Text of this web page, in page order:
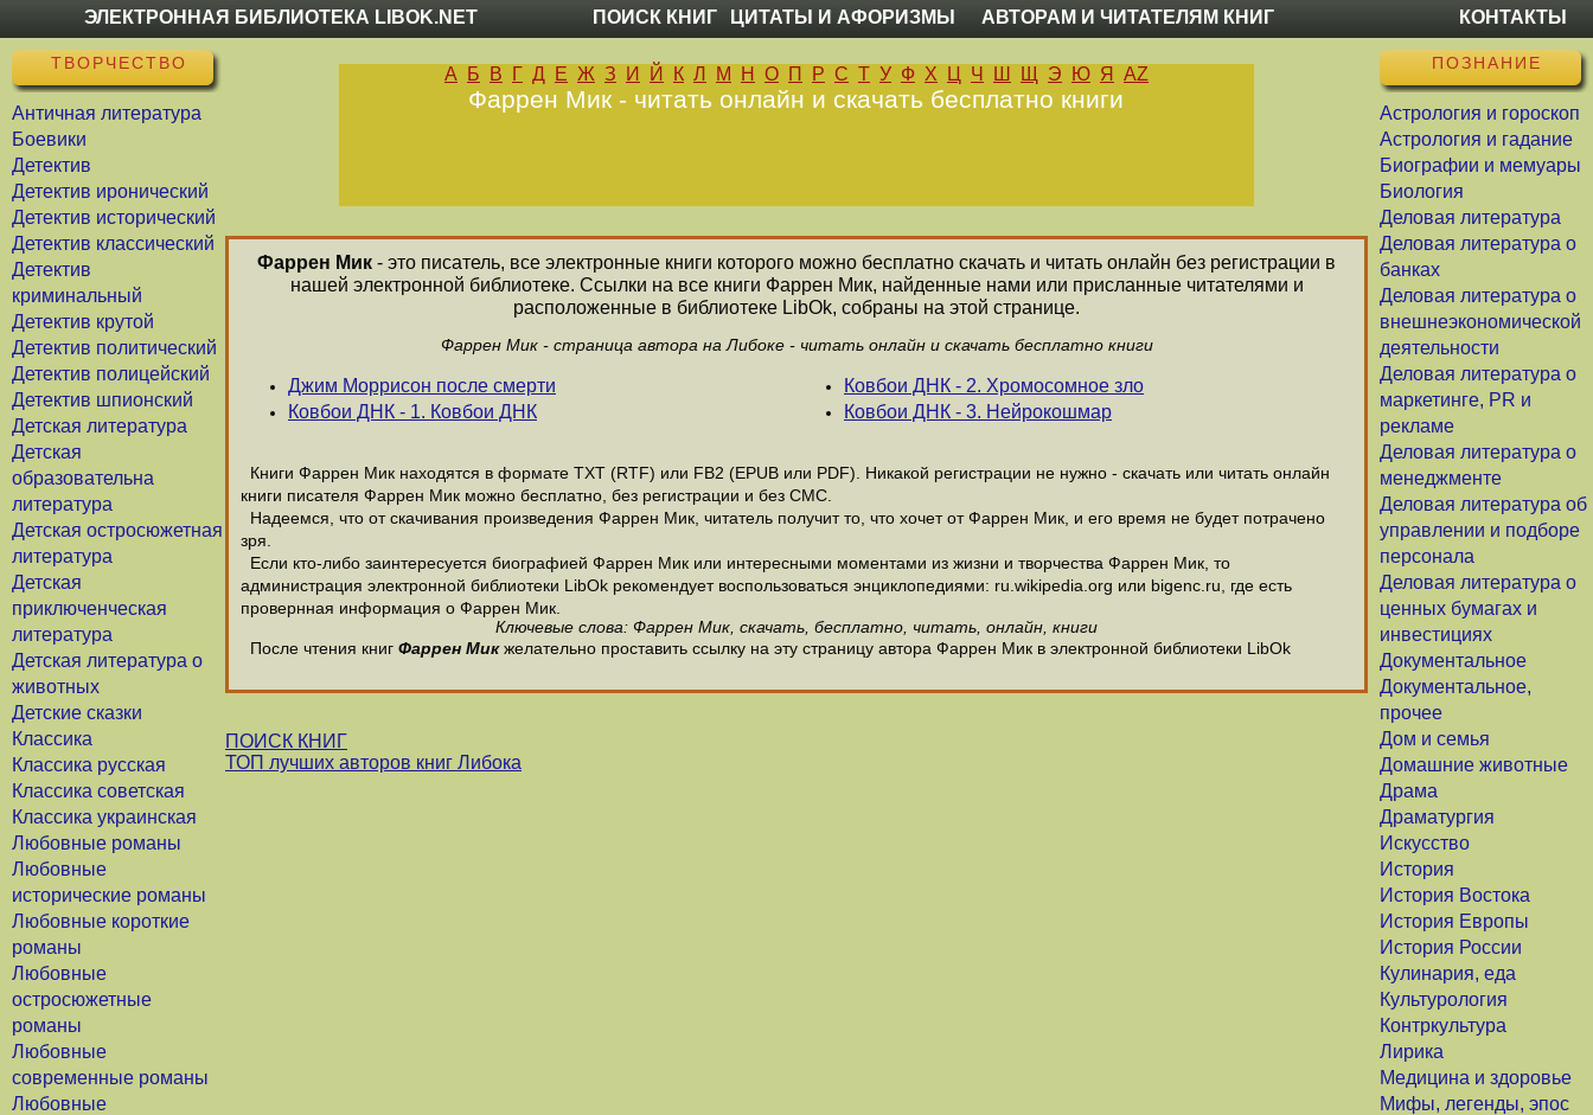
ЭЛЕКТРОННАЯ БИБЛИОТЕКА LIBOK.NET ПОИСК КНИГ ЦИТАТЫ И АФОРИЗМЫ АВТОРАМ И ЧИТАТЕЛЯМ КНИГ КОНТАКТЫ
ТВОРЧЕСТВО
Античная литература
Боевики
Детектив
Детектив иронический
Детектив исторический
Детектив классический
Детектив
криминальный
Детектив крутой
Детектив политический
Детектив полицейский
Детектив шпионский
Детская литература
Детская
образовательна
литература
Детская остросюжетная
литература
Детская
приключенческая
литература
Детская литература о
животных
Детские сказки
Классика
Классика русская
Классика советская
Классика украинская
Любовные романы
Любовные
исторические романы
Любовные короткие
романы
Любовные
остросюжетные
романы
Любовные
современные романы
Любовные
ПОЗНАНИЕ
Астрология и гороскоп
Астрология и гадание
Биографии и мемуары
Биология
Деловая литература
Деловая литература о
банках
Деловая литература о
внешнеэкономической
деятельности
Деловая литература о
маркетинге, PR и
рекламе
Деловая литература о
менеджменте
Деловая литература об
управлении и подборе
персонала
Деловая литература о
ценных бумагах и
инвестициях
Документальное
Документальное,
прочее
Дом и семья
Домашние животные
Драма
Драматургия
Искусство
История
История Востока
История Европы
История России
Кулинария, еда
Культурология
Контркультура
Лирика
Медицина и здоровье
Мифы, легенды, эпос
А Б В Г Д Е Ж З И Й К Л М Н О П Р С Т У Ф Х Ц Ч Ш Щ Э Ю Я AZ
Фаррен Мик - читать онлайн и скачать бесплатно книги
Фаррен Мик - это писатель, все электронные книги которого можно бесплатно скачать и читать онлайн без регистрации в
нашей электронной библиотеке. Ссылки на все книги Фаррен Мик, найденные нами или присланные читателями и
расположенные в библиотеке LibOk, собраны на этой странице.
Фаррен Мик - страница автора на Либоке - читать онлайн и скачать бесплатно книги
Джим Моррисон после смерти
Ковбои ДНК - 1. Ковбои ДНК
Ковбои ДНК - 2. Хромосомное зло
Ковбои ДНК - 3. Нейрокошмар
Книги Фаррен Мик находятся в формате ТХТ (RTF) или FB2 (EPUB или PDF). Никакой регистрации не нужно - скачать или читать онлайн
книги писателя Фаррен Мик можно бесплатно, без регистрации и без СМС.
Надеемся, что от скачивания произведения Фаррен Мик, читатель получит то, что хочет от Фаррен Мик, и его время не будет потрачено
зря.
Если кто-либо заинтересуется биографией Фаррен Мик или интересными моментами из жизни и творчества Фаррен Мик, то
администрация электронной библиотеки LibOk рекомендует воспользоваться энциклопедиями: ru.wikipedia.org или bigenc.ru, где есть
провернная информация о Фаррен Мик.
Ключевые слова: Фаррен Мик, скачать, бесплатно, читать, онлайн, книги
После чтения книг Фаррен Микжелательно проставить ссылку на эту страницу автора Фаррен Мик в электронной библиотеки LibOk
ПОИСК КНИГ
ТОП лучших авторов книг Либока